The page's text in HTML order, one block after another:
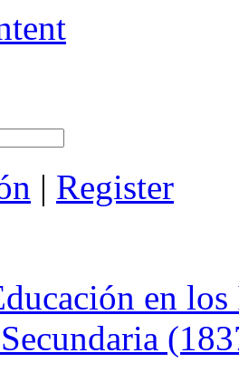
| Register
en